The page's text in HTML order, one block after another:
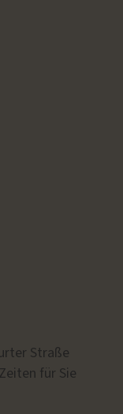
Straße
für Sie